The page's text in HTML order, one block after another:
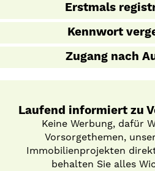
Erstmals
Kennwort
Zugang nach
Laufend informiert zu
Keine Werbung, dafür
Vorsorgethemen,
Immobilienprojekten
behalten Sie alles